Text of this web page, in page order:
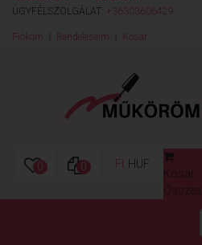
ÜGYFÉLSZOLGÁLAT: +36303606429
Fiókom Rendeléseim Kosár
0 0 Ft HUF
Kosár
Összes: